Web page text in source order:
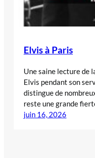
Elvis à Paris
Une saine lecture de
Elvis pendant son
distingue de
reste une grande
juin 16, 2026